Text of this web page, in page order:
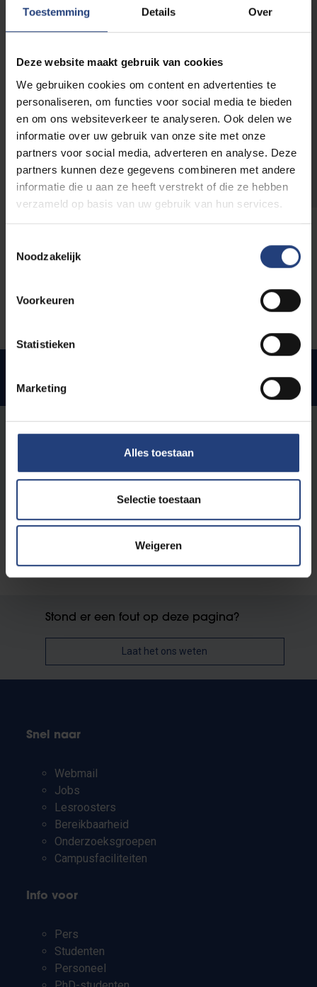
Toestemming Details Over
Deze website maakt gebruik van cookies
We gebruiken cookies om content en advertenties te
personaliseren, om functies voor social media te bieden
en om ons websiteverkeer te analyseren. Ook delen we
informatie over uw gebruik van onze site met onze
partners voor social media, adverteren en analyse. Deze
partners kunnen deze gegevens combineren met andere
informatie die u aan ze heeft verstrekt of die ze hebben
verzameld op basis van uw gebruik van hun services.
Noodzakelijk
Voorkeuren
Statistieken
Marketing
Alles toestaan
Selectie toestaan
Weigeren
het buitenland, moet je een learning agreement
uitwisselingscoördinator en het lab in het
buitenland. Hou er rekening mee dat dit enige
tijd in beslag kan nemen! Uiterste datum voor
het indienen van de ingevulde overeenkomst is
10 maart(in het academiejaar voorafgaand
aan je uitwisseling).
Bestemmingen
volgende bestemmingen
Italië
Università degli Studi di Siena
Maastricht University
Stond er een fout op deze pagina?
Laat het ons weten
Snel naar
Webmail
Jobs
Lesroosters
Bereikbaarheid
Onderzoeksgroepen
Campusfaciliteiten
Info voor
Pers
Studenten
Personeel